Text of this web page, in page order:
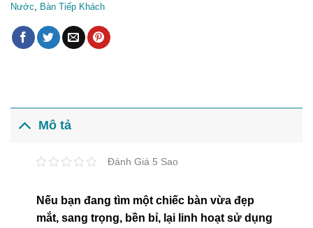
Nước
Bàn Tiếp Khách
Mô tả
Đánh Giá 5 Sao
Nếu bạn đang tìm một chiếc bàn vừa đẹp
mắt, sang trọng, bền bỉ, lại linh hoạt sử dụng